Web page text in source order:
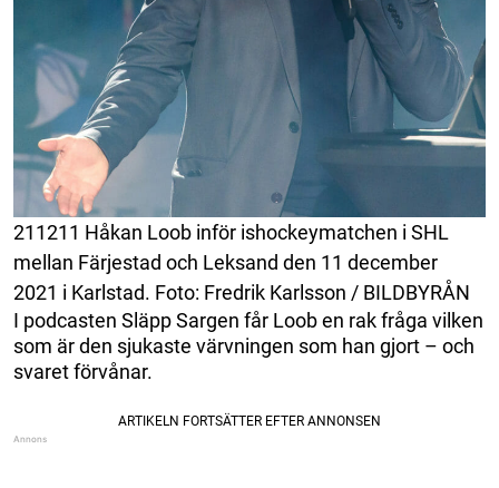
211211 Håkan Loob inför ishockeymatchen i SHL
mellan Färjestad och Leksand den 11 december
2021 i Karlstad. Foto: Fredrik Karlsson / BILDBYRÅN
I podcasten Släpp Sargen får Loob en rak fråga vilken
som är den sjukaste värvningen som han gjort – och
svaret förvånar.